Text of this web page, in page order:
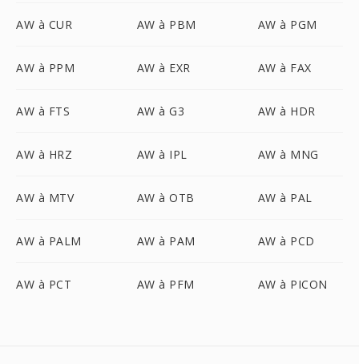
AW à CUR AW à PBM AW à PGM
AW à PPM AW à EXR AW à FAX
AW à FTS AW à G3 AW à HDR
AW à HRZ AW à IPL AW à MNG
AW à MTV AW à OTB AW à PAL
AW à PALM AW à PAM AW à PCD
AW à PCT AW à PFM AW à PICON